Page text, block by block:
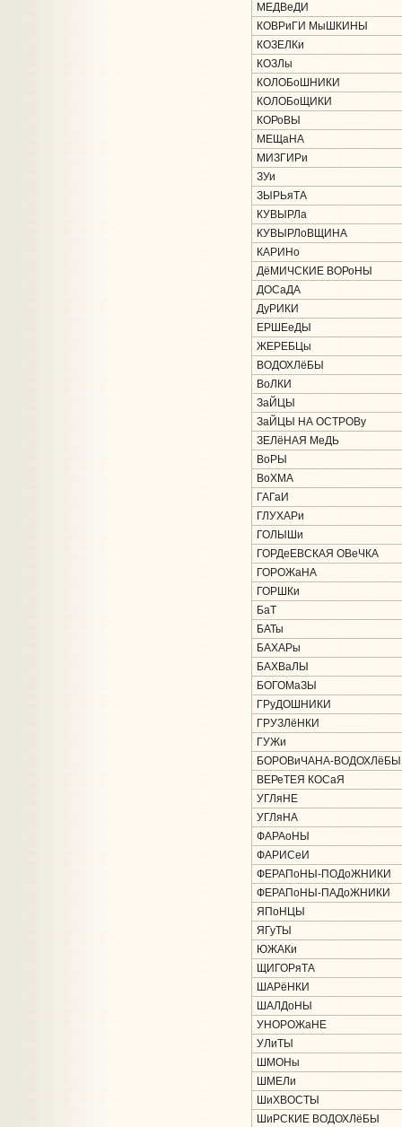
МЕДВеДИ
КОВРиГИ МыШКИНЫ
КОЗЕЛКи
КОЗЛы
КОЛОБоШНИКИ
КОЛОБоЩИКИ
КОРоВЫ
МЕЩаНА
МИЗГИРи
ЗУи
ЗЫРЬяТА
КУВЫРЛа
КУВЫРЛоВЩИНА
КАРИНо
ДёМИЧСКИЕ ВОРоНЫ
ДОСаДА
ДуРИКИ
ЕРШЕеДЫ
ЖЕРЕБЦы
ВОДОХЛёБЫ
ВоЛКИ
ЗаЙЦЫ
ЗаЙЦЫ НА ОСТРОВу
ЗЕЛёНАЯ МеДЬ
ВоРЫ
ВоХМА
ГАГаИ
ГЛУХАРи
ГОЛЫШи
ГОРДеЕВСКАЯ ОВеЧКА
ГОРОЖаНА
ГОРШКи
БаТ
БАТы
БАХАРы
БАХВаЛЫ
БОГОМаЗЫ
ГРуДОШНИКИ
ГРУЗЛёНКИ
ГУЖи
БОРОВиЧАНА-ВОДОХЛёБЫ
ВЕРеТЕЯ КОСаЯ
УГЛяНЕ
УГЛяНА
ФАРАоНЫ
ФАРИСеИ
ФЕРАПоНЫ-ПОДоЖНИКИ
ФЕРАПоНЫ-ПАДоЖНИКИ
ЯПоНЦЫ
ЯГуТЫ
ЮЖАКи
ЩИГОРяТА
ШАРёНКИ
ШАЛДоНЫ
УНОРОЖаНЕ
УЛиТЫ
ШМОНы
ШМЕЛи
ШиХВОСТЫ
ШиРСКИЕ ВОДОХЛёБЫ